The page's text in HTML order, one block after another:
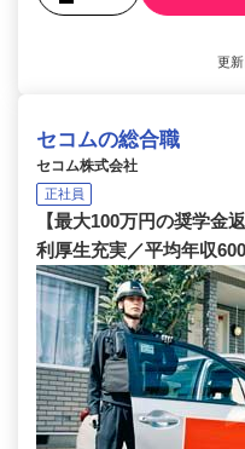
更
セコムの総合職
セコム株式会社
正社員
【最大100万円の奨学金
利厚生充実／平均年収